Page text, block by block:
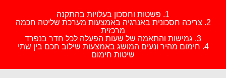
1. פשטות וחסכון בעלויות בהתקנה
2. צריכה חסכונית באנרגיה באמצעות מערכת שליטה חכמה
מרכזית
3. גמישות והתאמה של שעות הפעלה לכל חדר בנפרד
4. חימום מהיר ונעים המושג באמצעות שילוב חכם בין שתי
שיטות חימום